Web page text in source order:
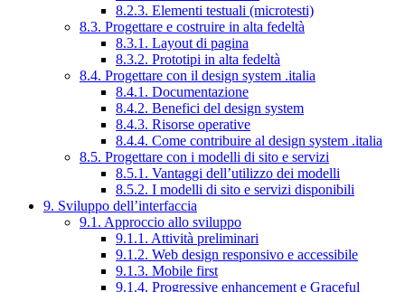
8.2.3. Elementi testuali (microtesti)
8.3. Progettare e costruire in alta fedeltà
8.3.1. Layout di pagina
8.3.2. Prototipi in alta fedeltà
8.4. Progettare con il design system .italia
8.4.1. Documentazione
8.4.2. Benefici del design system
8.4.3. Risorse operative
8.4.4. Come contribuire al design system .italia
8.5. Progettare con i modelli di sito e servizi
8.5.1. Vantaggi dell’utilizzo dei modelli
8.5.2. I modelli di sito e servizi disponibili
9. Sviluppo dell’interfaccia
9.1. Approccio allo sviluppo
9.1.1. Attività preliminari
9.1.2. Web design responsivo e accessibile
9.1.3. Mobile first
9.1.4. Progressive enhancement e Graceful